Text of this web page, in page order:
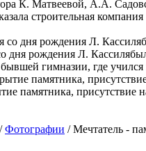
К. Матвеевой, А.А.
строительная
дня рождения Л.
гимназии, где учился
памятника, присутствие
/Фотографии / Мечтатель -